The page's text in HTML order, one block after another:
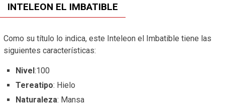
INTELEON EL IMBATIBLE
Como su título lo indica, este Inteleon el Imbatible tiene las
siguientes características:
Nivel :100
Tereatipo: Hielo
Naturaleza: Mansa